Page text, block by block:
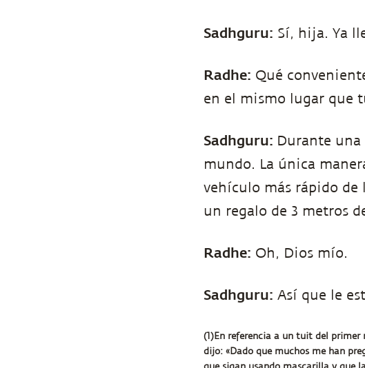
Sadhguru: Sí, hija. Ya
Radhe: Qué
en el mismo lugar que
Sadhguru: Durante una
mundo. La única
vehículo más rápido
un regalo de 3 metros
Radhe: Oh, Dios mío.
Sadhguru: Así que le
(1)En referencia a un tuit del primer
dijo: «Dado que muchos me han